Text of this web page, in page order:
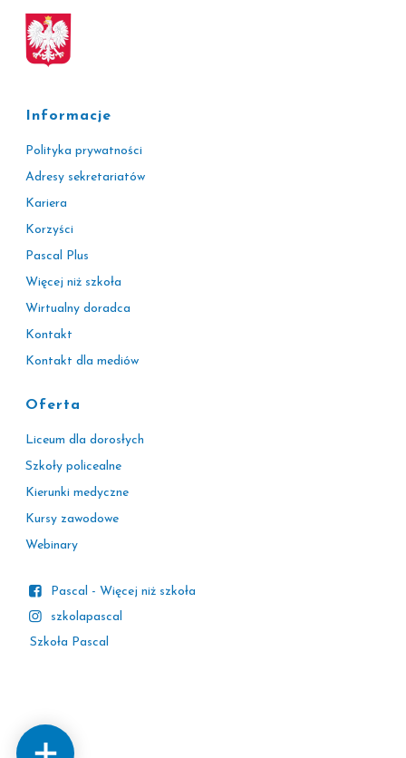
Informacje
Polityka prywatności
Adresy sekretariatów
Kariera
Korzyści
Pascal Plus
Więcej niż szkoła
Wirtualny doradca
Kontakt
Kontakt dla mediów
Oferta
Liceum dla dorosłych
Szkoły policealne
Kierunki medyczne
Kursy zawodowe
Webinary
Pascal - Więcej niż szkoła
szkolapascal
Szkoła Pascal